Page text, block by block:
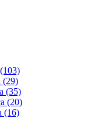
(29)
(35)
(20)
(16)